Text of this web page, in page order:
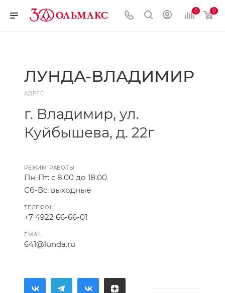
0 0
ЛУНДА-ВЛАДИМИР
АДРЕС
г. Владимир, ул.
Куйбышева, д. 22г
РЕЖИМ РАБОТЫ
Пн-Пт: с 8.00 до 18.00
Сб-Вс: выходные
ТЕЛЕФОН
+7 4922 66-66-01
EMAIL
641@lunda.ru